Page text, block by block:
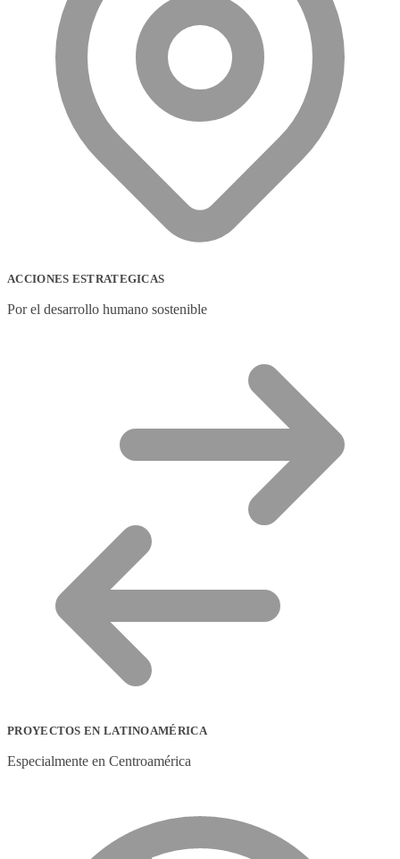
ACCIONES ESTRATEGICAS
Por el desarrollo humano sostenible
PROYECTOS EN LATINOAMÉRICA
Especialmente en Centroamérica